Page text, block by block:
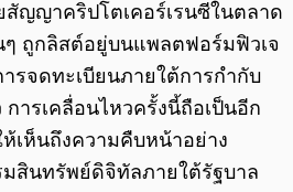
ญญาคริปโตเคอร์เรนซีในตลาด
ถูกลิสต์อยู่บนแพลตฟอร์มฟิวเจ
ารจดทะเบียนภายใต้การกำกับ
การเคลื่อนไหวครั้งนี้ถือเป็นอีก
เห็นถึงความคืบหน้าอย่าง
มสินทรัพย์ดิจิทัลภายใต้รัฐบาล